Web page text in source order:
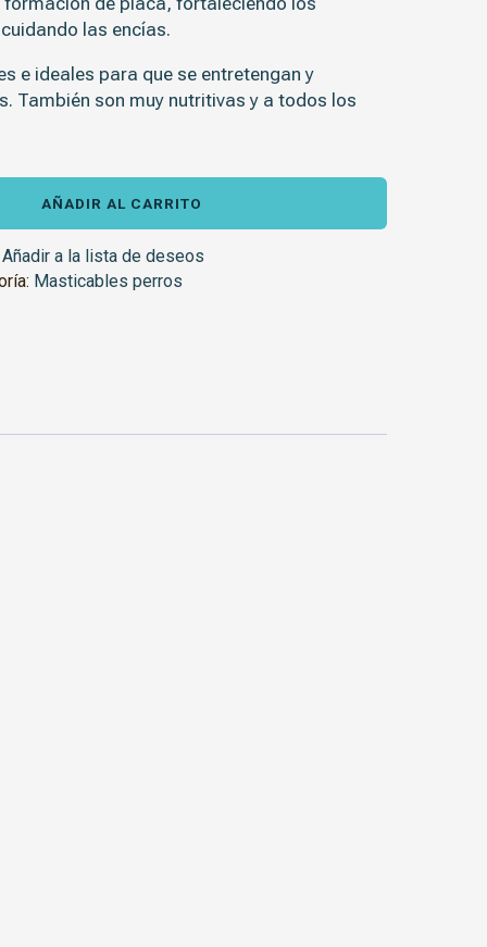
las encías.
e ideales para que se entretengan y
También son muy nutritivas y a todos los
AÑADIR AL CARRITO
Añadir a la lista de deseos
Masticables perros